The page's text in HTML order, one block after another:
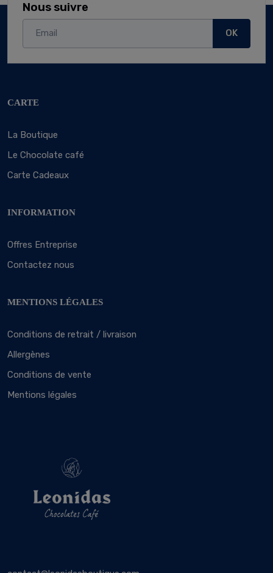
Nous suivre
OK
CARTE
La Boutique
Le Chocolate café
Carte Cadeaux
INFORMATION
Offres Entreprise
Contactez nous
MENTIONS LÉGALES
Conditions de retrait / livraison
Allergènes
Conditions de vente
Mentions légales